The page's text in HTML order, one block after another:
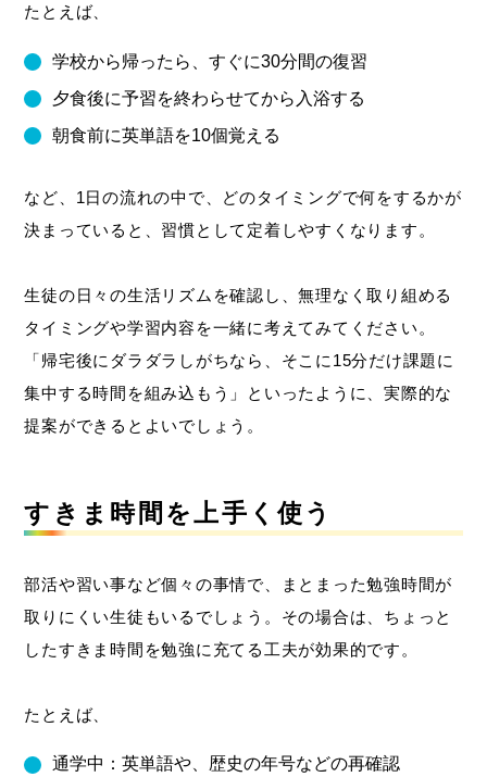
たとえば、
学校から帰ったら、すぐに30分間の復習
夕食後に予習を終わらせてから入浴する
朝食前に英単語を10個覚える
など、1日の流れの中で、どのタイミングで何をするかが
決まっていると、習慣として定着しやすくなります。
生徒の日々の生活リズムを確認し、無理なく取り組める
タイミングや学習内容を一緒に考えてみてください。
「帰宅後にダラダラしがちなら、そこに15分だけ課題に
集中する時間を組み込もう」といったように、実際的な
提案ができるとよいでしょう。
すきま時間を上手く使う
部活や習い事など個々の事情で、まとまった勉強時間が
取りにくい生徒もいるでしょう。その場合は、ちょっと
したすきま時間を勉強に充てる工夫が効果的です。
たとえば、
通学中：英単語や、歴史の年号などの再確認